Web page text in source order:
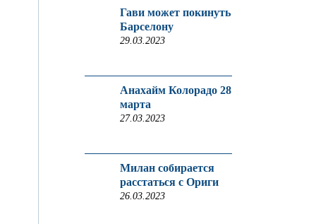
Гави может покинуть
Барселону
29.03.2023
Анахайм Колорадо 28
марта
27.03.2023
Милан собирается
расстаться с Ориги
26.03.2023